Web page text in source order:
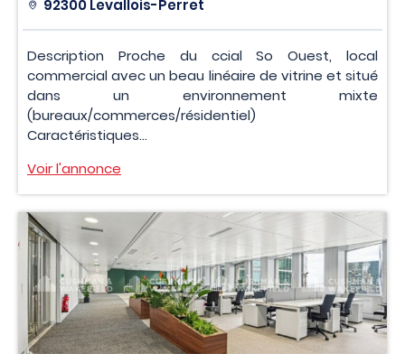
92300 Levallois-Perret
Description Proche du ccial So Ouest, local
commercial avec un beau linéaire de vitrine et situé
dans un environnement mixte
(bureaux/commerces/résidentiel)
Caractéristiques...
Voir l'annonce